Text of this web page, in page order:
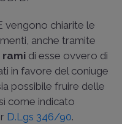
vengono chiarite le
anche tramite
rami di esse ovvero di
in favore del coniuge
possibile fruire delle
come indicato
D.Lgs 346/90.